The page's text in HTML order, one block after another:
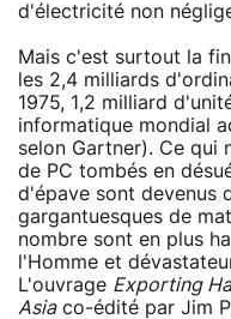
d'électricité non
Mais c'est surtout la
les 2,4 milliards
1975, 1,2 milliard
informatique mondial
selon Gartner). Ce qui
de PC tombés en
d'épave sont devenus
gargantuesques de
nombre sont en plus
l'Homme et
L'ouvrage Exporting
Asiaco-édité par Jim